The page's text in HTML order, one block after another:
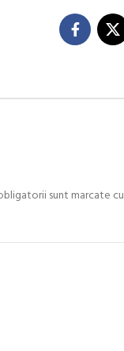
sunt marcate cu